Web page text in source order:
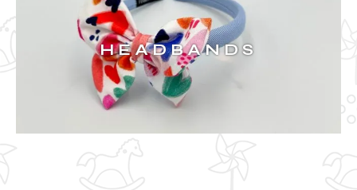
HEADBANDS
ΔΕΙΤΑ ΠΕΡΙΣΣΟΤΕΡΑ